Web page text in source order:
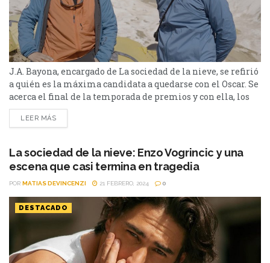
J.A. Bayona, encargado de La sociedad de la nieve, se refirió
a quién es la máxima candidata a quedarse con el Oscar. Se
acerca el final de la temporada de premios y con ella, los
Oscar. Previo a la premiación de La Academia, habló J.A.
Bayona, director de La sociedad de la nieve. El catalán,
LEER MÁS
La sociedad de la nieve: Enzo Vogrincic y una
escena que casi termina en tragedia
POR MATIAS DEVINCENZI 21 FEBRERO, 2024 0
DESTACADO